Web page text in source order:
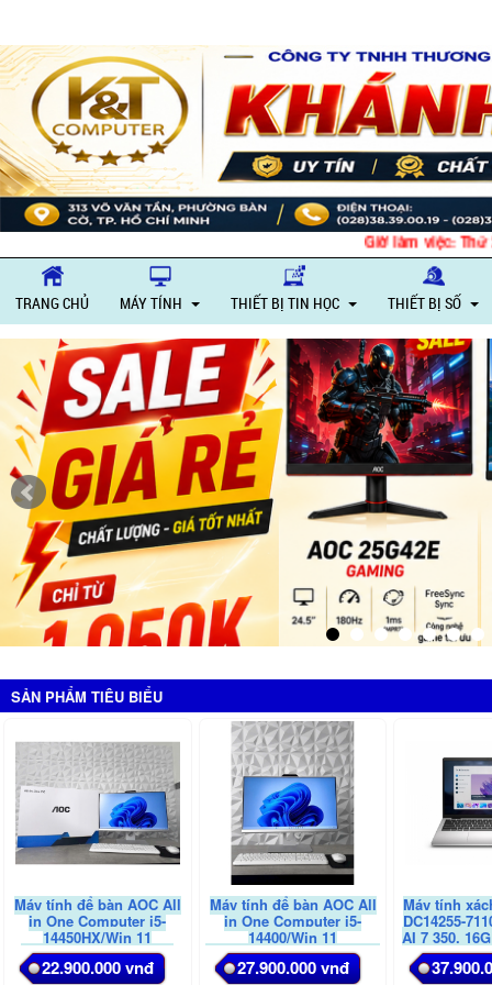
Giờ làm việc: Thứ 2 – Thứ 6: Sáng
TRANG CHỦ MÁY TÍNH THIẾT BỊ TIN HỌC THIẾT BỊ SỐ
SẢN PHẨM TIÊU BIỂU
Máy tính để bàn AOC All
in One Computer i5-
14450HX/Win 11
Pro/16G/512G/A24A66-
1FW4X2G/74/N, màu
22.900.000 vnđ
Máy tính để bàn AOC All
in One Computer i5-
14400/Win 11
Pro/16G/512G/23.8FHD/A24A66-
1FW4T4G/74/N, màu
27.900.000 vnđ
Máy tính
DC14255-
AI 7 350,
AMD